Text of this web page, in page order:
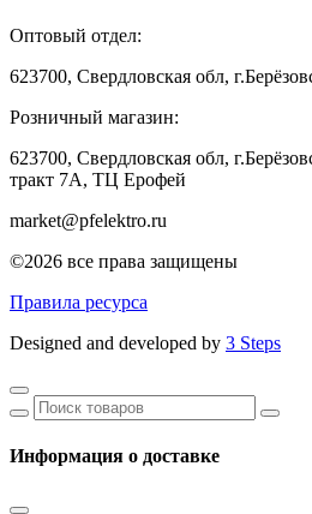
Оптовый отдел:
623700, Свердловская обл,
Розничный магазин:
623700, Свердловская обл,
тракт 7А, ТЦ Ерофей
market@pfelektro.ru
©2026 все права защищены
Правила ресурса
Designed and developed by 3 Steps
Информация о доставке